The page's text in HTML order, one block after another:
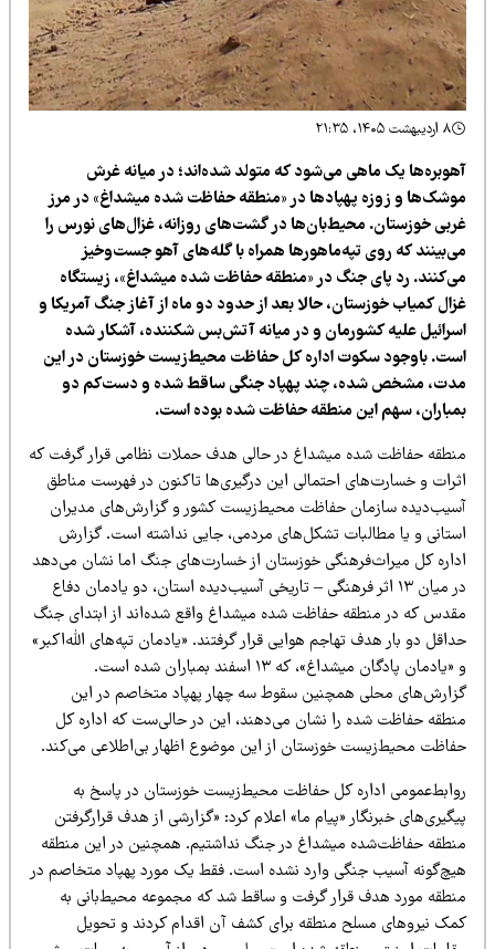
یک ماهی می‌شود که متولد شده‌اند؛ در میانه غرش
و زوزه پهپادها در «منطقه حفاظت شده میشداغ» در مرز
خوزستان. محیط‌بان‌ها در گشت‌های روزانه، غزال‌های نورس را
که روی تپه‌ماهورها همراه با گله‌های آهو جست‌وخیز
رد پای جنگ در «منطقه حفاظت شده میشداغ»، زیستگاه
کمیاب خوزستان، حالا بعد از حدود دو ماه از آغاز جنگ آمریکا و
علیه کشورمان و در میانه آتش‌بس شکننده، آشکار شده
باوجود سکوت اداره کل حفاظت محیط‌زیست خوزستان در این
مشخص شده، چند پهپاد جنگی ساقط شده و دست‌کم دو
سهم این منطقه حفاظت شده بوده است.
حفاظت شده میشداغ در حالی هدف حملات نظامی قرار گرفت که
و خسارت‌های احتمالی این درگیری‌ها تاکنون در فهرست مناطق
سازمان حفاظت محیط‌زیست کشور و گزارش‌های مدیران
و یا مطالبات تشکل‌های مردمی، جایی نداشته است. گزارش
کل میراث‌فرهنگی خوزستان از خسارت‌های جنگ اما نشان می‌دهد
در میان ۱۳ اثر فرهنگی – تاریخی آسیب‌دیده استان، دو یادمان دفاع
که در منطقه حفاظت شده میشداغ واقع شده‌اند از ابتدای جنگ
دو بار هدف تهاجم هوایی قرار گرفتند. «یادمان تپه‌های الله‌اکبر»
و «یادمان پادگان میشداغ»، که ۱۳ اسفند بمباران شده است.
محلی همچنین سقوط سه چهار پهپاد متخاصم در این
حفاظت شده را نشان می‌دهند، این در حالی‌ست که اداره کل
محیط‌زیست خوزستان از این موضوع اظهار بی‌اطلاعی می‌کند.
اداره کل حفاظت محیط‌زیست خوزستان در پاسخ به
خبرنگار «پیام ما» اعلام کرد: «گزارشی از هدف قرارگرفتن
حفاظت‌شده میشداغ در جنگ نداشتیم. همچنین در این منطقه
آسیب جنگی وارد نشده است. فقط یک مورد پهپاد متخاصم در
مورد هدف قرار گرفت و ساقط شد که مجموعه محیط‌بانی به
نیروهای مسلح منطقه برای کشف آن اقدام کردند و تحویل